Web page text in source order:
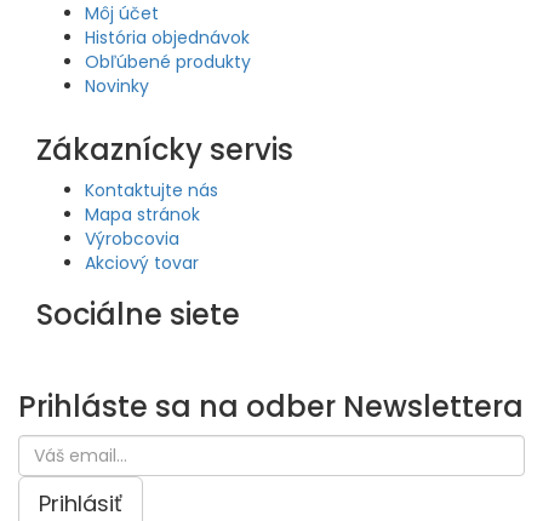
Môj účet
História objednávok
Obľúbené produkty
Novinky
Zákaznícky servis
Kontaktujte nás
Mapa stránok
Výrobcovia
Akciový tovar
Sociálne siete
Prihláste sa na odber Newslettera
Prihlásiť